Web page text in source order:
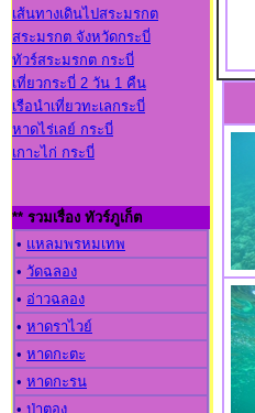
เส้นทางเดินไปสระมรกต
สระมรกต จังหวัดกระบี่
ทัวร์สระมรกต กระบี่
เที่ยวกระบี่ 2 วัน 1 คืน
เรือนำเที่ยวทะเลกระบี่
หาดไร่เลย์ กระบี่
เกาะไก่ กระบี่
** รวมเรื่อง ทัวร์ภูเก็ต
• แหลมพรหมเทพ
• วัดฉลอง
• อ่าวฉลอง
• หาดราไวย์
• หาดกะตะ
• หาดกะรน
• ป่าตอง